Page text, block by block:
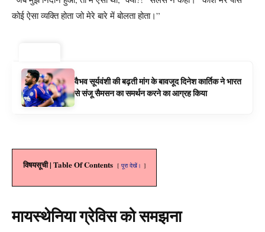
कोई ऐसा व्यक्ति होता जो मेरे बारे में बोलता होता।”
वैभव सूर्यवंशी की बढ़ती मांग के बावजूद दिनेश कार्तिक ने भारत
से संजू सैमसन का समर्थन करने का आग्रह किया
विषयसूची | Table Of Contents पूरा देखें।
मायस्थेनिया ग्रेविस को समझना